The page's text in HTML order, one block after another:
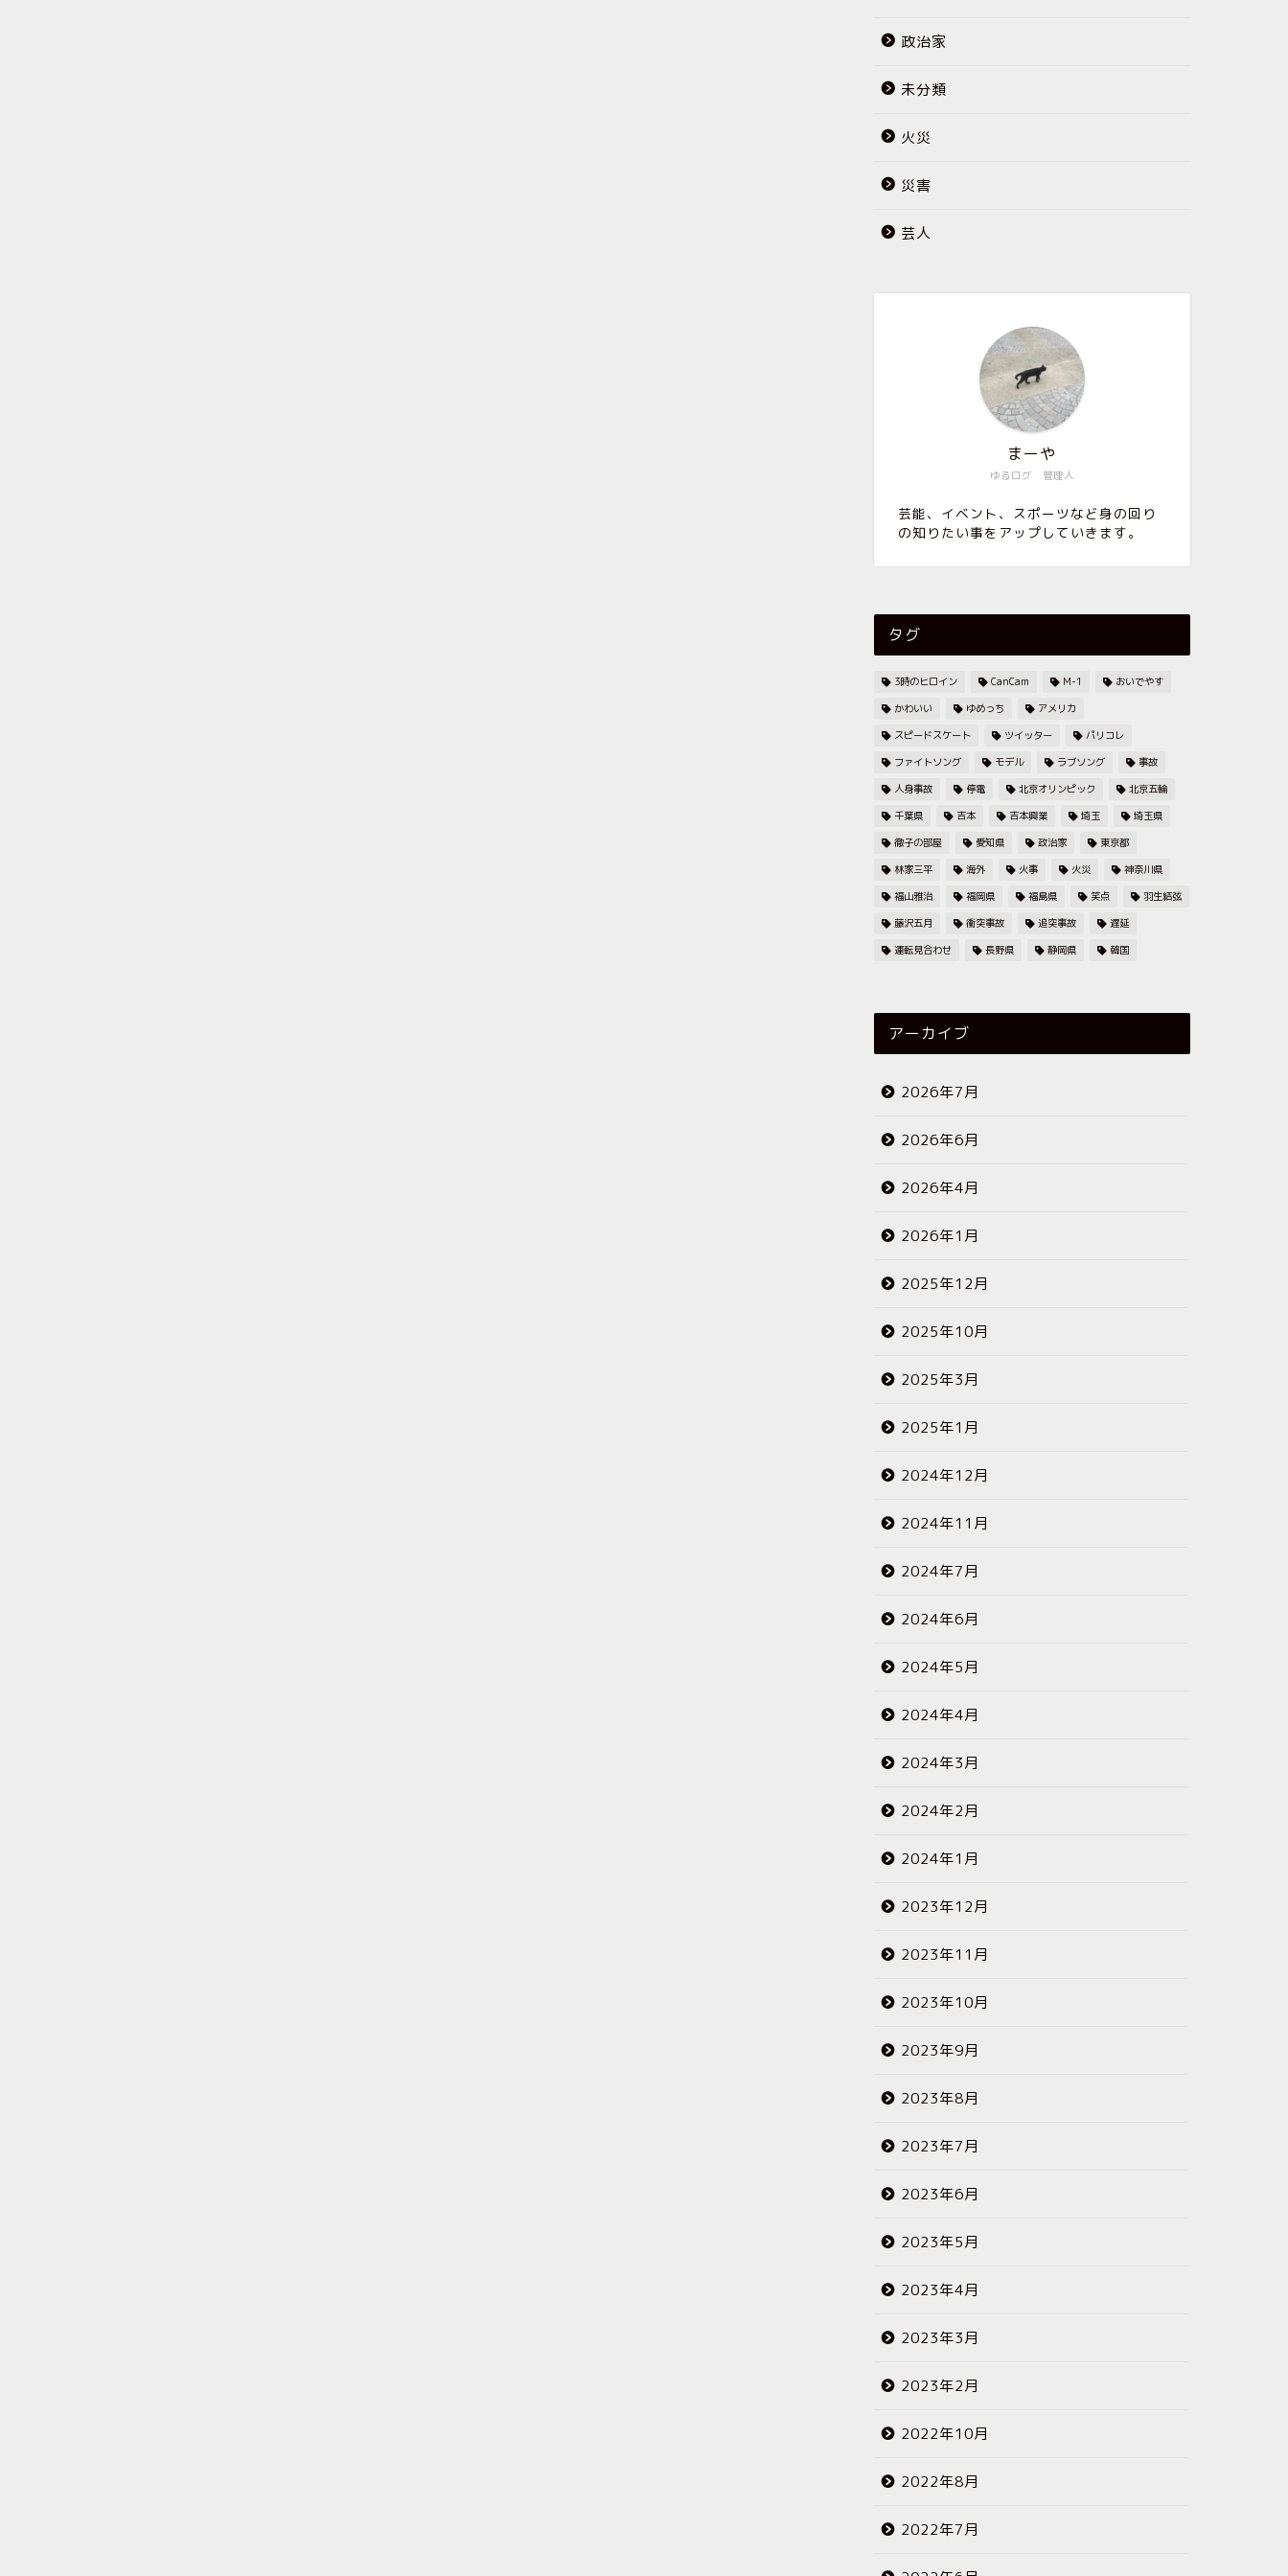
政治家
未分類
火災
災害
芸人
ゆるログ 管理人
まーや
芸能、イベント、スポーツなど身の回り
の知りたい事をアップしていきます。
タグ
3時のヒロイン CanCam M-1
おいでやす
かわいい
ゆめっち
アメリカ
スピードスケート
ツイッター
パリコレ
ファイトソング
モデル ラブソング
事故
人身事故
停電 北京オリンピック
北京五輪
千葉県
吉本 吉本興業 埼玉
埼玉県
徹子の部屋
愛知県 政治家
東京都
林家三平
海外 火事 火災
神奈川県
福山雅治
福岡県 福島県 笑点
羽生結弦
藤沢五月
衝突事故 追突事故
遅延
運転見合わせ
長野県 静岡県 韓国
アーカイブ
2026年7月
2026年6月
2026年4月
2026年1月
2025年12月
2025年10月
2025年3月
2025年1月
2024年12月
2024年11月
2024年7月
2024年6月
2024年5月
2024年4月
2024年3月
2024年2月
2024年1月
2023年12月
2023年11月
2023年10月
2023年9月
2023年8月
2023年7月
2023年6月
2023年5月
2023年4月
2023年3月
2023年2月
2022年10月
2022年8月
2022年7月